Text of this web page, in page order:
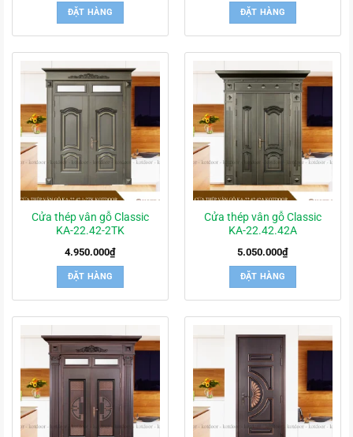
ĐẶT HÀNG ĐẶT HÀNG
Cửa thép vân gỗ Classic
KA-22.42-2TK
4.950.000₫
ĐẶT HÀNG
Cửa thép vân gỗ Classic
KA-22.42.42A
5.050.000₫
ĐẶT HÀNG